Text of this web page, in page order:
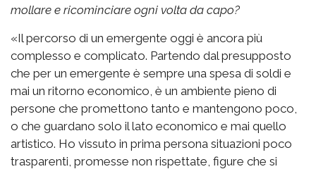
mollare e ricominciare ogni volta da capo?
«Il percorso di un emergente oggi è ancora più
complesso e complicato. Partendo dal presupposto
che per un emergente è sempre una spesa di soldi e
mai un ritorno economico, è un ambiente pieno di
persone che promettono tanto e mantengono poco,
o che guardano solo il lato economico e mai quello
artistico. Ho vissuto in prima persona situazioni poco
trasparenti, promesse non rispettate, figure che si